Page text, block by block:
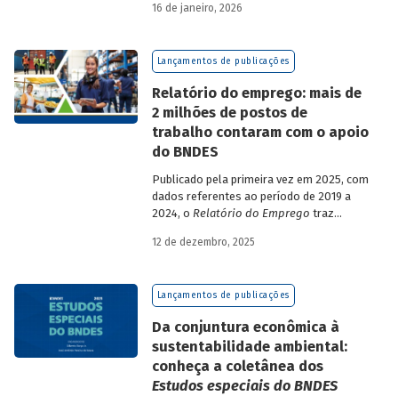
analisa a estratégia de diversificação das
diante dos atuais desafios de
sustentabilidade social, ambiental e
16 de janeiro, 2026
Lançamentos de publicações
Relatório do emprego: mais de
2 milhões de postos de
trabalho contaram com o apoio
do BNDES
Publicado pela primeira vez em 2025, com
dados referentes ao período de 2019 a
2024, o Relatório do Emprego traz
atuação do Banco sobre o mercado de
empregos da economia.
12 de dezembro, 2025
Lançamentos de publicações
Da conjuntura econômica à
sustentabilidade ambiental:
conheça a coletânea dos
Estudos especiais do BNDES